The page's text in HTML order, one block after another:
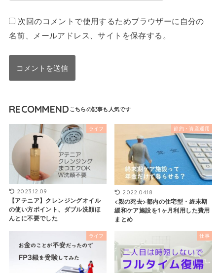
次回のコメントで使用するためブラウザーに自分の
名前、メールアドレス、サイトを保存する。
RECOMMEND
ライフ
2023.12.09
【アテニア】クレンジングオイル
の使い方ポイント、ダブル洗顔ほ
んとに不要でした
節約・資産運用
2022.04.18
<親の死去>都内の住宅型・終末期
緩和ケア施設を1ヶ月利用した費用
まとめ
ライフ 仕事